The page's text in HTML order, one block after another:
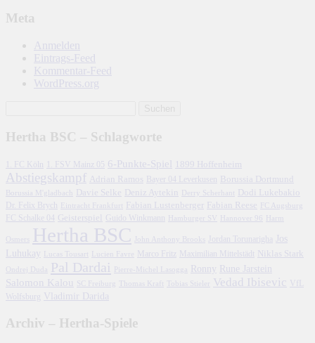
Meta
Anmelden
Eintrags-Feed
Kommentar-Feed
WordPress.org
Hertha BSC – Schlagworte
1. FC Köln 1. FSV Mainz 05 6-Punkte-Spiel 1899 Hoffenheim
Abstiegskampf Adrian Ramos Bayer 04 Leverkusen Borussia Dortmund
Borussia M'gladbach Davie Selke Deniz Aytekin Derry Scherhant
Dodi Lukebakio
Dr. Felix Brych
Fabian Lustenberger Fabian Reese
FC Schalke 04 Geisterspiel Guido Winkmann Hamburger SV
Hertha BSC Jordan Torunarigha
Jos
Luhukay
Marco Fritz Maximilian Mittelstädt Niklas Stark
Pal Dardai Pierre-Michel Lasogga Ronny Rune Jarstein
Salomon Kalou SC Freiburg Tobias Stieler Vedad Ibisevic
VfL
Wolfsburg Vladimir Darida
Archiv – Hertha-Spiele